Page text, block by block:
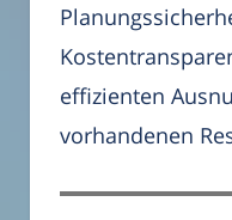
effizienten
vorhandenen